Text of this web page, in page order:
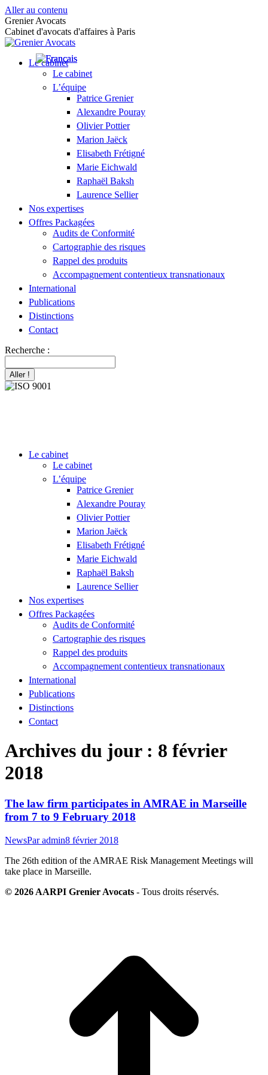
Aller au contenu
Grenier Avocats
Cabinet d'avocats d'affaires à Paris
Le cabinet
Le cabinet
L’équipe
Patrice Grenier
Alexandre Pouray
Olivier Pottier
Marion Jaëck
Elisabeth Frétigné
Marie Eichwald
Raphaël Baksh
Laurence Sellier
Nos expertises
Offres Packagées
Audits de Conformité
Cartographie des risques
Rappel des produits
Accompagnement contentieux transnationaux
International
Publications
Distinctions
Contact
Recherche :
Le cabinet
Le cabinet
L’équipe
Patrice Grenier
Alexandre Pouray
Olivier Pottier
Marion Jaëck
Elisabeth Frétigné
Marie Eichwald
Raphaël Baksh
Laurence Sellier
Nos expertises
Offres Packagées
Audits de Conformité
Cartographie des risques
Rappel des produits
Accompagnement contentieux transnationaux
International
Publications
Distinctions
Contact
Archives du jour : 8 février
2018
The law firm participates in AMRAE in Marseille
from 7 to 9 February 2018
NewsParadmin8 février 2018
The 26th edition of the AMRAE Risk Management Meetings will
take place in Marseille.
© 2026 AARPI Grenier Avocats - Tous droits réservés.